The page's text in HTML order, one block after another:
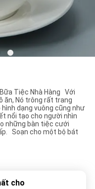
Tiệc Nhà Hàng Với
ăn, Nó trông rất trang
dạng vuông cũng như
nổi tạo cho người nhìn
những bàn tiệc cưới
Soạn cho một bộ bát
cho